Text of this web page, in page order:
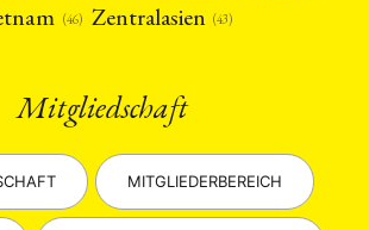
(46) Zentralasien (43)
Mitgliedschaft
MITGLIEDERBEREICH